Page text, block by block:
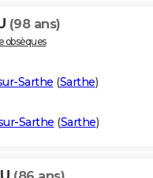
(98 ans)
obsèques
Sarthe (Sarthe)
Sarthe (Sarthe)